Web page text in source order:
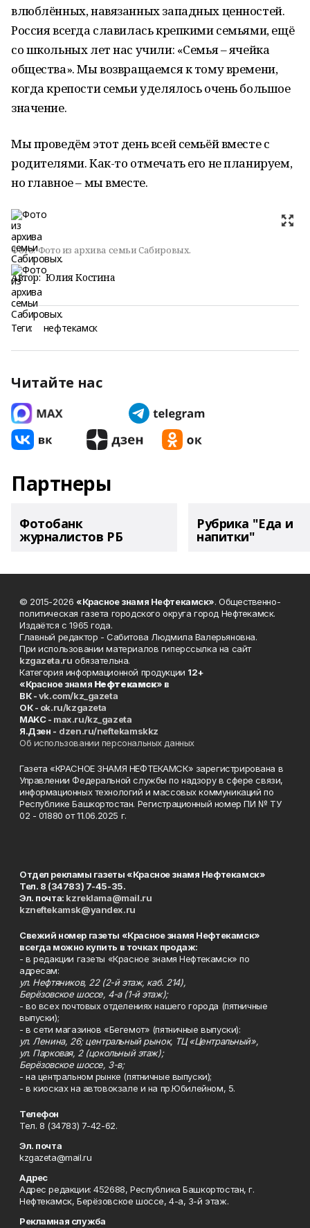
влюблённых, навязанных западных ценностей.
Россия всегда славилась крепкими семьями, ещё
со школьных лет нас учили: «Семья – ячейка
общества». Мы возвращаемся к тому времени,
когда крепости семьи уделялось очень большое
значение.
Мы проведём этот день всей семьёй вместе с
родителями. Как-то отмечать его не планируем,
но главное – мы вместе.
Фото: Фото из архива семьи Сабировых.
Автор: Юлия Костина
Теги: нефтекамск
Читайте нас
Партнеры
Фотобанк
журналистов РБ
Рубрика "Еда и
напитки"
© 2015-2026 «Красное знамя Нефтекамск». Общественно-
политическая газета городского округа город Нефтекамск.
Издаётся с 1965 года.
Главный редактор - Сабитова Людмила Валерьяновна.
При использовании материалов гиперссылка на сайт
kzgazeta.ru обязательна.
Категория информационной продукции 12+
«Красное знамя Нефтекамск» в
ВК -vk.com/kz_gazeta
ОК - ok.ru/kzgazeta
MAKC - max.ru/kz_gazeta
Я.Дзен - dzen.ru/neftekamskkz
Об использовании персональных данных
Газета «КРАСНОЕ ЗНАМЯ НЕФТЕКАМСК» зарегистрирована в
Управлении Федеральной службы по надзору в сфере связи,
информационных технологий и массовых коммуникаций по
Республике Башкортостан. Регистрационный номер ПИ № ТУ
02 - 01880 от 11.06.2025 г.
Отдел рекламы газеты «Красное знамя Нефтекамск»
Тел. 8 (34783) 7-45-35.
Эл. почта: kzreklama@mail.ru
kzneftekamsk@yandex.ru
Свежий номер газеты «Красное знамя Нефтекамск»
всегда можно купить в точках продаж:
- в редакции газеты «Красное знамя Нефтекамск» по
адресам:
ул. Нефтяников, 22 (2-й этаж, каб. 214),
Берёзовское шоссе, 4-а (1-й этаж);
- во всех почтовых отделениях нашего города (пятничные
выпуски);
- в сети магазинов «Бегемот» (пятничные выпуски):
ул. Ленина, 26; центральный рынок, ТЦ «Центральный»,
ул. Парковая, 2 (цокольный этаж);
Берёзовское шоссе, 3-в;
- на центральном рынке (пятничные выпуски);
- в киосках на автовокзале и на пр.Юбилейном, 5.
Телефон
Тел. 8 (34783) 7-42-62.
Эл. почта
kzgazeta@mail.ru
Адрес
Адрес редакции: 452688, Республика Башкортостан, г.
Нефтекамск, Берёзовское шоссе, 4-а, 3-й этаж.
Рекламная служба